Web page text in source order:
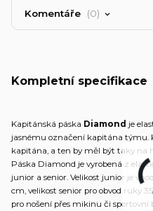
Komentáře 0
Kompletní specifikace
Kapitánská páska Diamond je
jasnému označení kapitána týmu.
kapitána, a ten by měl být taky na
Páska Diamond je vyrobená z
junior a senior. Velikost junior je
cm, velikost senior pro obvod ruky
pro nošení přes mikinu či sportovní